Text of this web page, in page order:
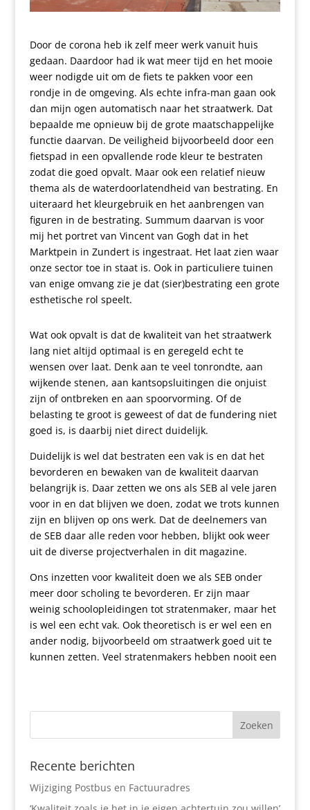
Door de corona heb ik zelf meer werk vanuit huis
gedaan. Daardoor had ik wat meer tijd en het mooie
weer nodigde uit om de fiets te pakken voor een
rondje in de omgeving. Als echte infra-man gaan ook
dan mijn ogen automatisch naar het straatwerk. Dat
bepaalde me opnieuw bij de grote maatschappelijke
functie daarvan. De veiligheid bijvoorbeeld door een
fietspad in een opvallende rode kleur te bestraten
zodat die goed opvalt. Maar ook een relatief nieuw
thema als de waterdoorlatendheid van bestrating. En
uiteraard het kleurgebruik en het aanbrengen van
figuren in de bestrating. Summum daarvan is voor
mij het portret van Vincent van Gogh dat in het
Marktpein in Zundert is ingestraat. Het laat zien waar
onze sector toe in staat is. Ook in particuliere tuinen
van enige omvang zie je dat (sier)bestrating een grote
esthetische rol speelt.
Wat ook opvalt is dat de kwaliteit van het straatwerk
lang niet altijd optimaal is en geregeld echt te
wensen over laat. Denk aan te veel tonrondte, aan
wijkende stenen, aan kantsopsluitingen die onjuist
zijn of ontbreken en aan spoorvorming. Of de
belasting te groot is geweest of dat de fundering niet
goed is, is daarbij niet direct duidelijk.
Duidelijk is wel dat bestraten een vak is en dat het
bevorderen en bewaken van de kwaliteit daarvan
belangrijk is. Daar zetten we ons als SEB al vele jaren
voor in en dat blijven we doen, zodat we trots kunnen
zijn en blijven op ons werk. Dat de deelnemers van
de SEB daar alle reden voor hebben, blijkt ook weer
uit de diverse projectverhalen in dit magazine.
Ons inzetten voor kwaliteit doen we als SEB onder
meer door scholing te bevorderen. Er zijn maar
weinig schoolopleidingen tot stratenmaker, maar het
is wel een echt vak. Ook theoretisch is er wel een en
ander nodig, bijvoorbeeld om straatwerk goed uit te
kunnen zetten. Veel stratenmakers hebben nooit een
Recente berichten
Wijziging Postbus en Factuuradres